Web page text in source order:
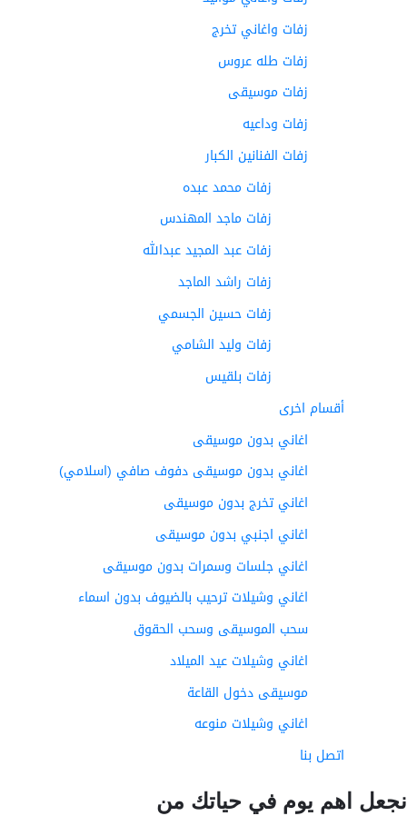
زفات واغاني تخرج
زفات طله عروس
زفات موسيقى
زفات وداعيه
زفات الفنانين الكبار
زفات محمد عبده
زفات ماجد المهندس
زفات عبد المجيد عبدالله
زفات راشد الماجد
زفات حسين الجسمي
زفات وليد الشامي
زفات بلقيس
أقسام اخرى
اغاني بدون موسيقى
اغاني بدون موسيقى دفوف صافي (اسلامي)
اغاني تخرج بدون موسيقى
اغاني اجنبي بدون موسيقى
اغاني جلسات وسمرات بدون موسيقى
اغاني وشيلات ترحيب بالضيوف بدون اسماء
سحب الموسيقى وسحب الحقوق
اغاني وشيلات عيد الميلاد
موسيقى دخول القاعة
اغاني وشيلات منوعه
اتصل بنا
اهم يوم في حياتك من